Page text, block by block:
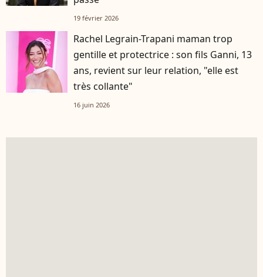
19 février 2026
Rachel Legrain-Trapani maman trop
gentille et protectrice : son fils Ganni, 13
ans, revient sur leur relation, "elle est
très collante"
16 juin 2026